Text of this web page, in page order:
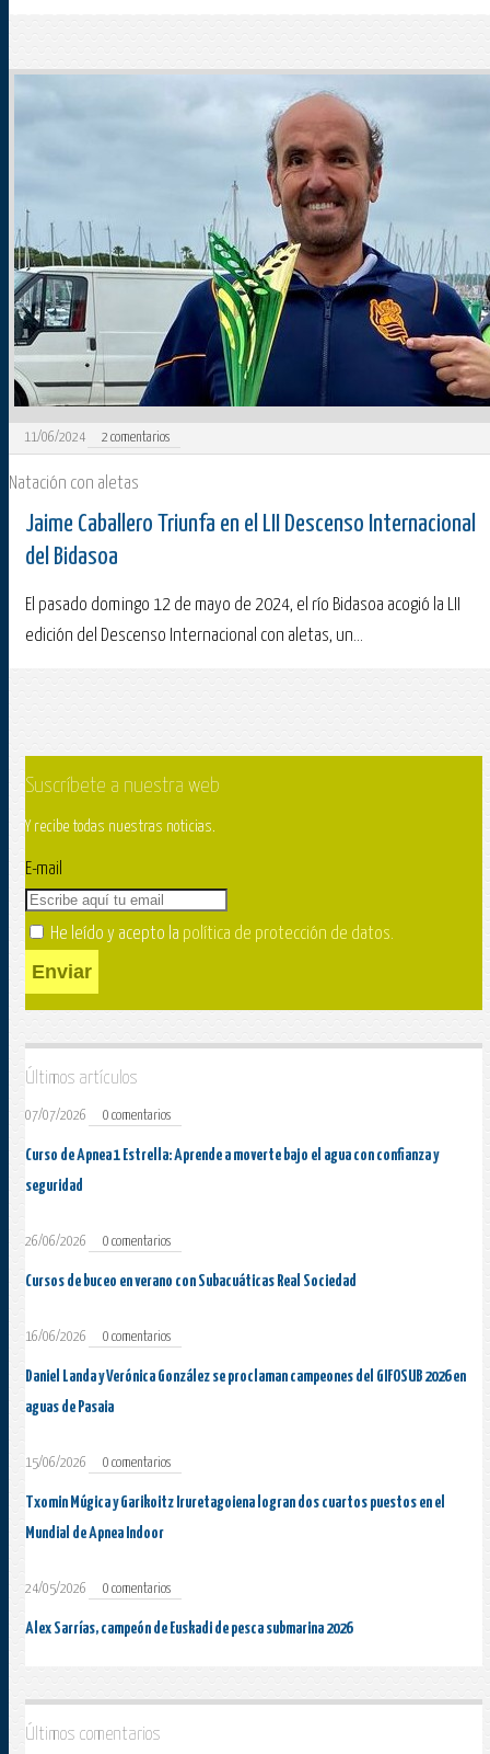
11/06/2024 2 comentarios
Natación con aletas
Jaime Caballero Triunfa en el LII Descenso Internacional
del Bidasoa
El pasado domingo 12 de mayo de 2024, el río Bidasoa acogió la LII
edición del Descenso Internacional con aletas, un...
Suscríbete a nuestra web
Y recibe todas nuestras noticias.
E-mail
He leído y acepto la política de protección de datos.
Enviar
Últimos artículos
07/07/2026 0 comentarios
Curso de Apnea 1 Estrella: Aprende a moverte bajo el agua con confianza y
seguridad
26/06/2026 0 comentarios
Cursos de buceo en verano con Subacuáticas Real Sociedad
16/06/2026 0 comentarios
Daniel Landa y Verónica González se proclaman campeones del GIFOSUB 2026 en
aguas de Pasaia
15/06/2026 0 comentarios
Txomin Múgica y Garikoitz Iruretagoiena logran dos cuartos puestos en el
Mundial de Apnea Indoor
24/05/2026 0 comentarios
Alex Sarrías, campeón de Euskadi de pesca submarina 2026
Últimos comentarios